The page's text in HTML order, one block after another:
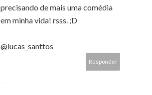
precisando de mais uma comédia
em minha vida! rsss. ;D
@lucas_santtos
Responder